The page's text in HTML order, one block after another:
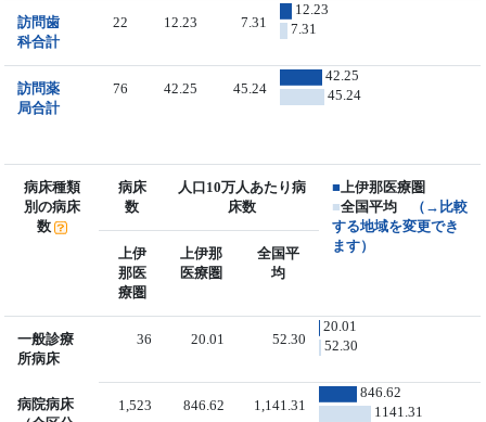
訪問歯
科合計
22 12.23 7.31
12.23
7.31
訪問薬
局合計
76 42.25 45.24
42.25
45.24
病床種類
別の病床
数
病床
数
人口10万人あたり病
床数
■上伊那医療圏
■全国平均
（→比較
する地域を変更でき
ます）
上伊
那医
療圏
上伊那
医療圏
全国平
均
一般診療
所病床
36 20.01 52.30
20.01
52.30
病院病床
1,523 846.62 1,141.31
846.62
1141.31